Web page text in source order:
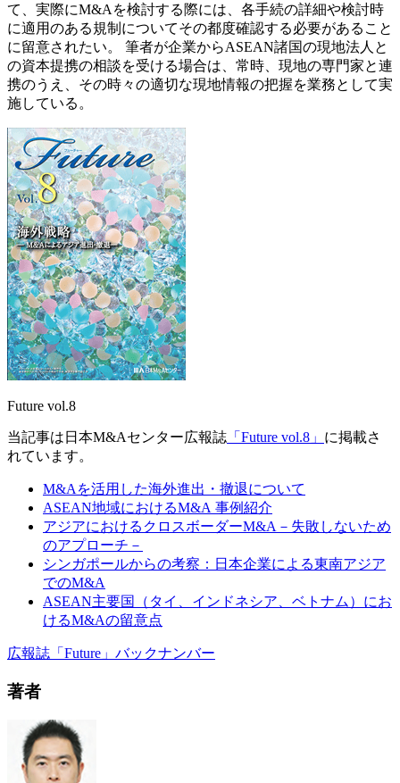
て、実際にM&Aを検討する際には、各手続の詳細や検討時
に適用のある規制についてその都度確認する必要があること
に留意されたい。 筆者が企業からASEAN諸国の現地法人と
の資本提携の相談を受ける場合は、常時、現地の専門家と連
携のうえ、その時々の適切な現地情報の把握を業務として実
施している。
Future vol.8
当記事は日本M&Aセンター広報誌 「Future vol.8」 に掲載さ
れています。
M&Aを活用した海外進出・撤退について
ASEAN地域におけるM&A 事例紹介
アジアにおけるクロスボーダーM&A－失敗しないため
のアプローチ－
シンガポールからの考察：日本企業による東南アジア
でのM&A
ASEAN主要国（タイ、インドネシア、ベトナム）にお
けるM&Aの留意点
広報誌「Future」バックナンバー
著者